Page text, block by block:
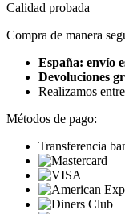
Calidad probada
Compra de manera
España: envío
Devoluciones
Realizamos
Métodos de pago:
Transferencia